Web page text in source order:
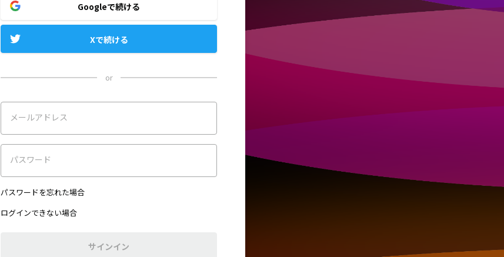
Googleで続ける
Xで続ける
or
メールアドレス
パスワード
パスワードを忘れた場合
ログインできない場合
サインイン